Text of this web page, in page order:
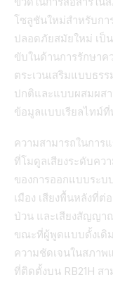
โซลูชันใหม่สำหรับกา
ปลอดภัยสมัยใหม่ เป็
ขับในด้านการรักษาค
ตระเวนเสริมแบบธร
ปกติและแบบผสมผส
ข้อมูลแบบเรียลไทม์
ความสามารถในการ
ที่โมดูลเสียงระดับคว
ของการออกแบบระ
เมือง เสียงพื้นหลังที่ต่
ป่วน และเสียงสัญญา
ขณะที่ผู้พูดแบบดั้งเดิม
ความชัดเจนในสภาพ
ที่ติดตั้งบน RB21H ส